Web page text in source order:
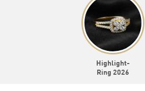
Highlight-
Ring 2026